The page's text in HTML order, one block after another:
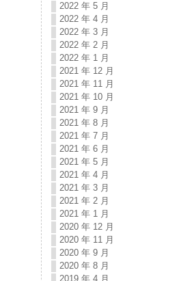
2022 年 5 月
2022 年 4 月
2022 年 3 月
2022 年 2 月
2022 年 1 月
2021 年 12 月
2021 年 11 月
2021 年 10 月
2021 年 9 月
2021 年 8 月
2021 年 7 月
2021 年 6 月
2021 年 5 月
2021 年 4 月
2021 年 3 月
2021 年 2 月
2021 年 1 月
2020 年 12 月
2020 年 11 月
2020 年 9 月
2020 年 8 月
2019 年 4 月